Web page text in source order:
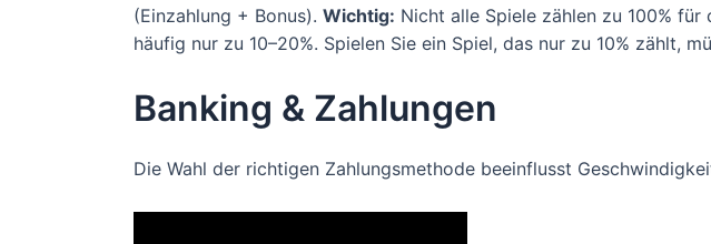
(Einzahlung + Bonus). Wichtig: Nicht alle Spiele zählen zu 100%
häufig nur zu 10–20%. Spielen Sie ein Spiel, das nur zu 10% zählt,
Banking & Zahlungen
Die Wahl der richtigen Zahlungsmethode beeinflusst